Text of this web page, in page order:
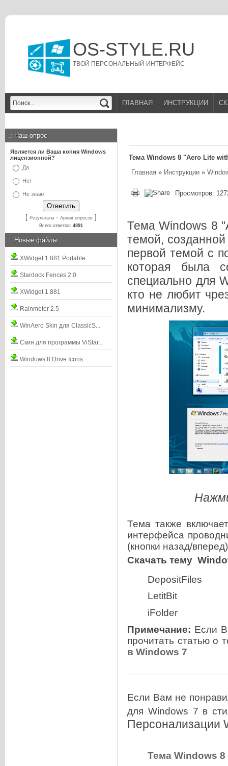
OS-STYLE.RU
ТВОЙ ПЕРСОНАЛЬНЫЙ ИНТЕРФЕЙС
ГЛАВНАЯ ИНСТРУКЦИИ
.: Наш опрос
Является ли Ваша копия Windows
лицензионной?
Да
Нет
Не знаю
[ Результаты · Архив опросов ]
Всего ответов: 4891
.: Новые файлы
XWidget 1.881 Portable
Stardock Fences 2.0
XWidget 1.881
Rainmeter 2.5
WinAero Skin для ClassicS...
Скин для программы ViStar...
Windows 8 Drive Icons
Тема Windows 8 "Aero Lite
Главная » Инструкции »
Просмотров:
Тема Windows 8
темой,
первой темой с
которая была
специально для
кто не любит
минимализму.
Тема также
интерфейса
(кнопки назад/
Скачать тему
DepositFiles
LetitBit
iFolder
Примечание: Если
прочитать статью о
в Windows 7
Если Вам не
для Windows 7 в
Персонализации
Тема Windows